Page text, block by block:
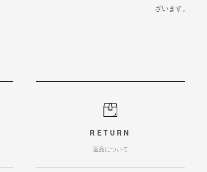
ざいます。
RETURN
返品について